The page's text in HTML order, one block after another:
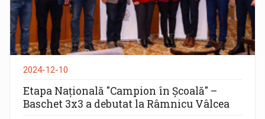
2024-12-10
Etapa Națională "Campion în Școală" –
Baschet 3x3 a debutat la Râmnicu Vâlcea